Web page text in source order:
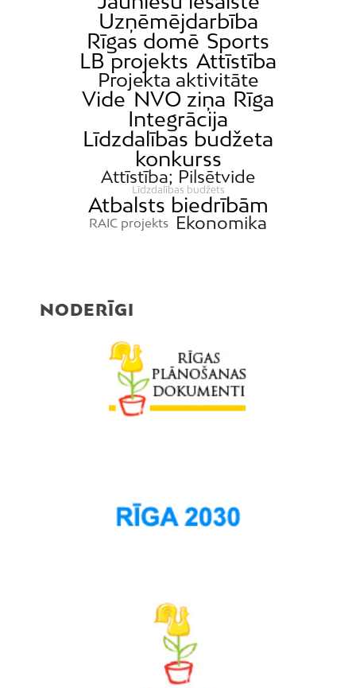
Uzņēmējdarbība
Rīgas domē Sports
LB projekts Attīstība
Projekta aktivitāte
Vide NVO ziņa Rīga
Integrācija
Līdzdalības budžeta
konkurss
Attīstība; Pilsētvide
Līdzdalības budžets
Atbalsts biedrībām
RAIC projekts Ekonomika
NODERĪGI